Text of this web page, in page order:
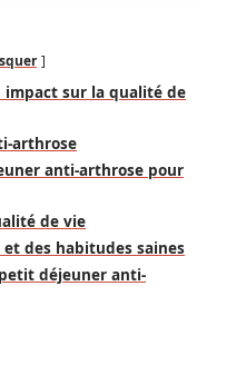
impact sur la qualité de
arthrose
anti-arthrose pour
de vie
des habitudes saines
déjeuner anti-